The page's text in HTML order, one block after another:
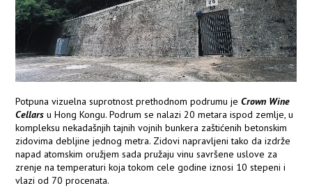
Potpuna vizuelna suprotnost prethodnom podrumu jeCrown Wine
Cellars u Hong Kongu. Podrum se nalazi 20 metara ispod zemlje, u
kompleksu nekadašnjih tajnih vojnih bunkera zaštićenih betonskim
zidovima debljine jednog metra. Zidovi napravljeni tako da izdrže
napad atomskim oružjem sada pružaju vinu savršene uslove za
zrenje na temperaturi koja tokom cele godine iznosi 10 stepeni i
vlazi od 70 procenata.